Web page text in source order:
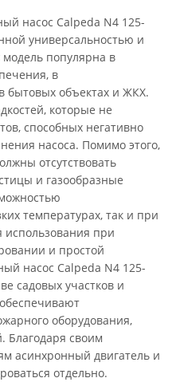
насос Calpeda N4 125-
универсальностью и
популярна в
в
бытовых объектах и ЖКХ.
которые не
способных негативно
насоса. Помимо этого,
отсутствовать
и газообразные
температурах, так и при
использования при
и простой
насос Calpeda N4 125-
садовых участков и
оборудования,
Благодаря своим
асинхронный двигатель и
отдельно.